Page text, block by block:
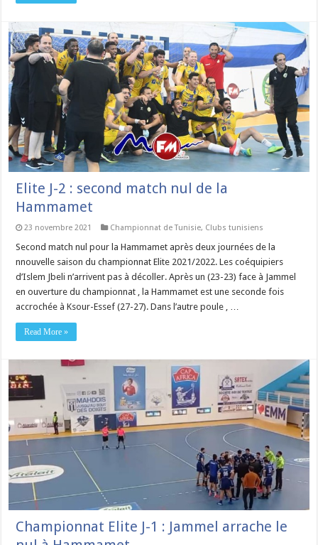
Elite J-2 : second match nul de la
Hammamet
23 novembre 2021 Championnat de Tunisie, Clubs tunisiens
Second match nul pour la Hammamet après deux journées de la
nnouvelle saison du championnat Elite 2021/2022. Les coéquipiers
d’Islem Jbeli n’arrivent pas à décoller. Après un (23-23) face à Jammel
en ouverture du championnat , la Hammamet est une seconde fois
accrochée à Ksour-Essef (27-27). Dans l’autre poule , …
Read More »
Championnat Elite J-1 : Jammel arrache le